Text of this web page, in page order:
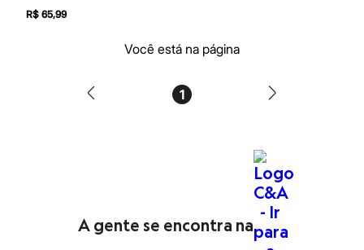
Perfumes árabes
Finalizadores
Protetor solar
R$ 65,99
Você está na página
1
A gente se encontra na